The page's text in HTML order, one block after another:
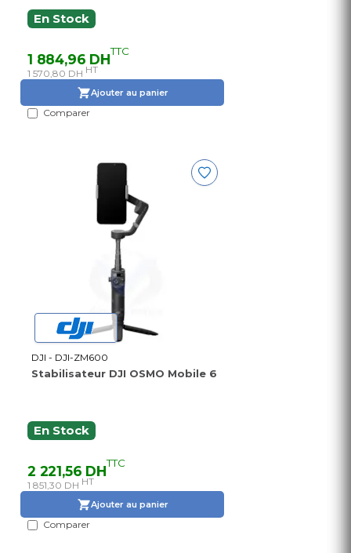
En Stock
1 884,96 DHTTC
1 570,80 DH HT
Ajouter au panier
Comparer
DJI - DJI-ZM600
Stabilisateur DJI OSMO Mobile 6
En Stock
2 221,56 DHTTC
1 851,30 DH HT
Ajouter au panier
Comparer